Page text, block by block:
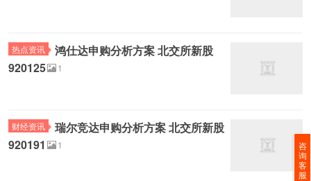
热点资讯
鸿仕达申购分析方案 北交所新股
920125
1
财经资讯
瑞尔竞达申购分析方案 北交所新股
920191
1
咨
询
客
服